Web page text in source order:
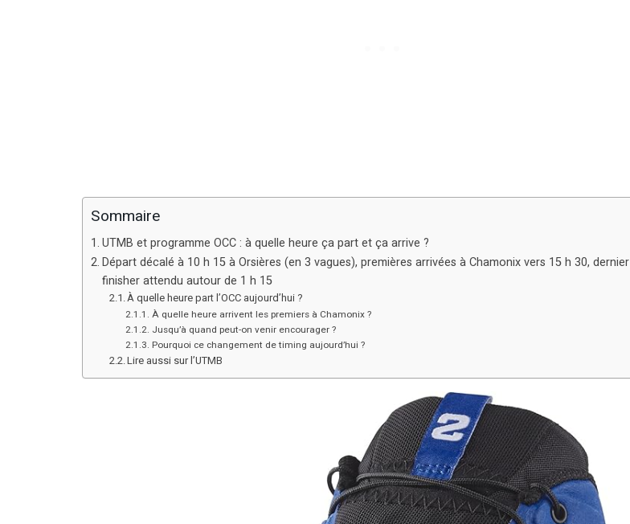
Sommaire
UTMB et programme OCC : à quelle heure ça part et ça arrive ?
Départ décalé à 10 h 15 à Orsières (en 3 vagues), premières arrivées à Chamonix vers 15 h 30, dernier
finisher attendu autour de 1 h 15
À quelle heure part l’OCC aujourd’hui ?
À quelle heure arrivent les premiers à Chamonix ?
Jusqu’à quand peut-on venir encourager ?
Pourquoi ce changement de timing aujourd’hui ?
Lire aussi sur l’UTMB